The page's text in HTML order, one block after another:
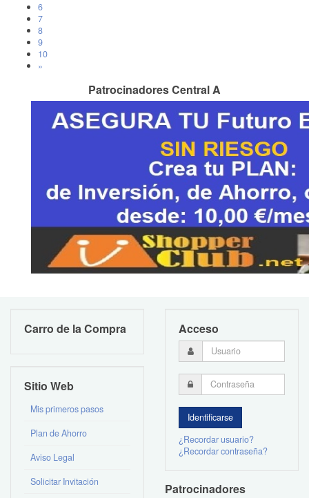
6
7
8
9
10
»
Patrocinadores Central A
Carro de la Compra
Sitio Web
Mis primeros pasos
Plan de Ahorro
Aviso Legal
Solicitar Invitación
Acceso
¿Recordar usuario?
¿Recordar contraseña?
Patrocinadores